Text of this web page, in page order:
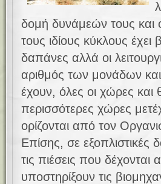
δομή δυνάμεών τους και
τους ιδίους κύκλους έχει
δαπάνες αλλά οι
αριθμός των μονάδων
έχουν, όλες οι χώρες και
περισσότερες χώρες
ορίζονται από τον
Επίσης, σε
τις πιέσεις που δέχονται
υποστηρίξουν τις